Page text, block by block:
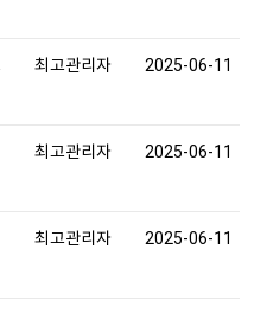
최고관리자 2025-06-11
최고관리자 2025-06-11
최고관리자 2025-06-11